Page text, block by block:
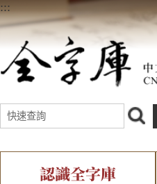
:::
認識全字庫